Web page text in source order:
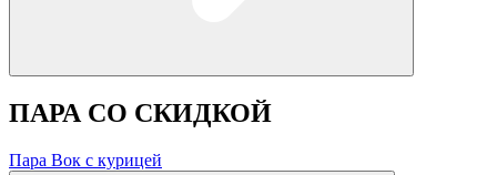
ПАРА СО СКИДКОЙ
Пара Вок с курицей